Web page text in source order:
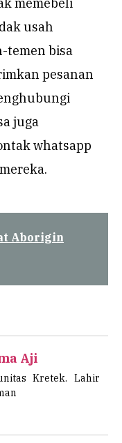
usah
temen bisa
pesanan
juga
whatsapp
Aborigin
Aji
Kretek. Lahir